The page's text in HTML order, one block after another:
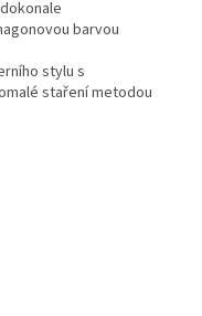
barvou
stylu s
stařenímetodou